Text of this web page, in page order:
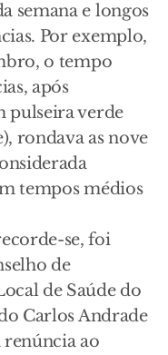
semana e longos
Por exemplo,
o tempo
após
pulseira verde
rondava as nove
tempos médios
se, foi
de
de Saúde do
Carlos Andrade
renúncia ao